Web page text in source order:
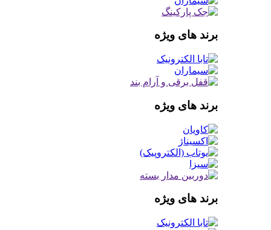
برند های ویژه
برند های ویژه
برند های ویژه